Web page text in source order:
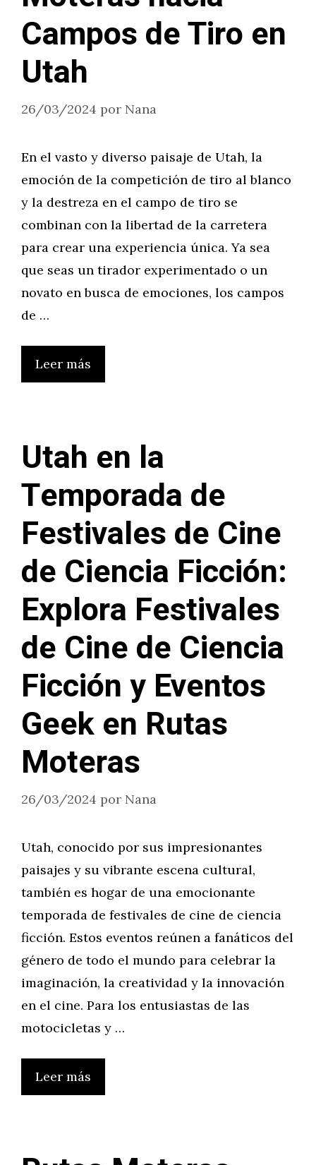
Campos de Tiro en
Utah
26/03/2024 por Nana
En el vasto y diverso paisaje de Utah, la
emoción de la competición de tiro al blanco
y la destreza en el campo de tiro se
combinan con la libertad de la carretera
para crear una experiencia única. Ya sea
que seas un tirador experimentado o un
novato en busca de emociones, los campos
de …
Leer más
Utah en la
Temporada de
Festivales de Cine
de Ciencia Ficción:
Explora Festivales
de Cine de Ciencia
Ficción y Eventos
Geek en Rutas
Moteras
26/03/2024 por Nana
Utah, conocido por sus impresionantes
paisajes y su vibrante escena cultural,
también es hogar de una emocionante
temporada de festivales de cine de ciencia
ficción. Estos eventos reúnen a fanáticos del
género de todo el mundo para celebrar la
imaginación, la creatividad y la innovación
en el cine. Para los entusiastas de las
motocicletas y …
Leer más